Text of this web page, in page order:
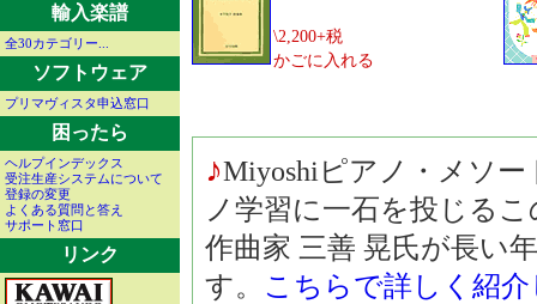
輸入楽譜
全30カテゴリー...
ソフトウェア
プリマヴィスタ申込窓口
困ったら
ヘルプインデックス
受注生産システムについて
登録の変更
よくある質問と答え
サポート窓口
リンク
\2,200+税
かごに入れる
♪Miyoshiピアノ・メソ
ノ学習に一石を投じる
作曲家 三善 晃氏が長い
す。 こちらで詳しく紹